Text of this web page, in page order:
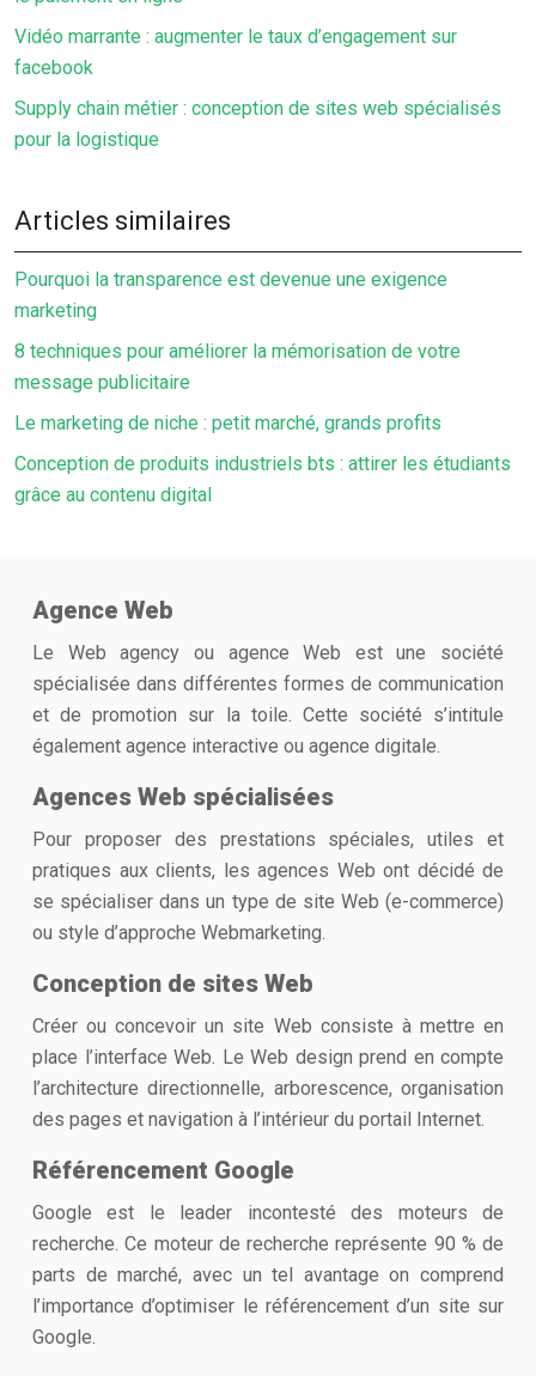
Vidéo marrante : augmenter le taux d’engagement sur
facebook
Supply chain métier : conception de sites web spécialisés
pour la logistique
Articles similaires
Pourquoi la transparence est devenue une exigence
marketing
8 techniques pour améliorer la mémorisation de votre
message publicitaire
Le marketing de niche : petit marché, grands profits
Conception de produits industriels bts : attirer les étudiants
grâce au contenu digital
Agence Web
Le Web agency ou agence Web est une société
spécialisée dans différentes formes de communication
et de promotion sur la toile. Cette société s’intitule
également agence interactive ou agence digitale.
Agences Web spécialisées
Pour proposer des prestations spéciales, utiles et
pratiques aux clients, les agences Web ont décidé de
se spécialiser dans un type de site Web (e-commerce)
ou style d’approche Webmarketing.
Conception de sites Web
Créer ou concevoir un site Web consiste à mettre en
place l’interface Web. Le Web design prend en compte
l’architecture directionnelle, arborescence, organisation
des pages et navigation à l’intérieur du portail Internet.
Référencement Google
Google est le leader incontesté des moteurs de
recherche. Ce moteur de recherche représente 90 % de
parts de marché, avec un tel avantage on comprend
l’importance d’optimiser le référencement d’un site sur
Google.